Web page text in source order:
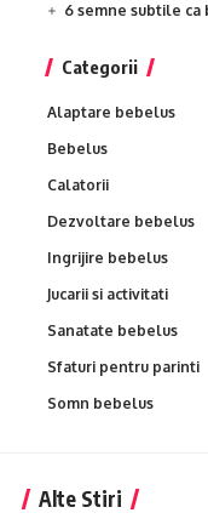
6 semne subtile
Categorii
Alaptare bebelus
Bebelus
Calatorii
Dezvoltare bebelus
Ingrijire bebelus
Jucarii si activitati
Sanatate bebelus
Sfaturi pentru parinti
Somn bebelus
Alte Stiri